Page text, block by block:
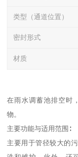
类型（通道位置）
密封形式
材质
在雨水调蓄池排空时
物。
主要功能与适用范围∶
主要用于管径较大的